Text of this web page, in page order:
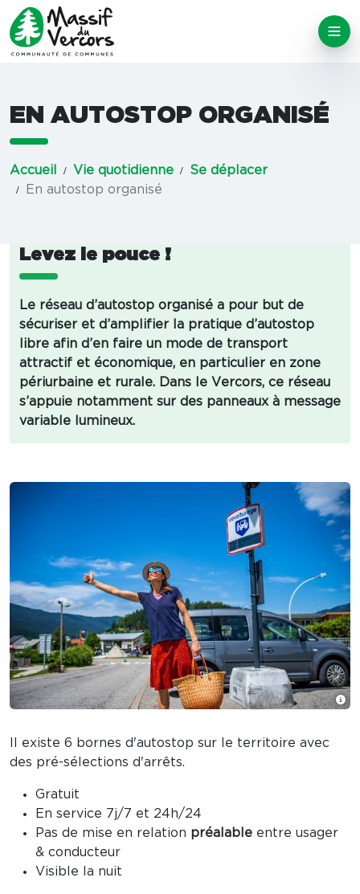
EN AUTOSTOP ORGANISÉ
Accueil Vie quotidienne
Se déplacer
En autostop organisé
Levez le pouce !
Le réseau d’autostop organisé a pour but de
sécuriser et d’amplifier la pratique d’autostop
libre afin d’en faire un mode de transport
attractif et économique, en particulier en zone
périurbaine et rurale. Dans le Vercors, ce réseau
s’appuie notamment sur des panneaux à message
variable lumineux.
Il existe 6 bornes d'autostop sur le territoire avec
des pré-sélections d'arrêts.
Gratuit
En service 7j/7 et 24h/24
Pas de mise en relation préalable entre usager
& conducteur
Visible la nuit